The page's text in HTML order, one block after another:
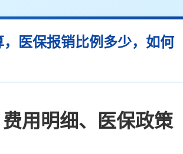
医保报销比例多少，如何
用明细、医保政策